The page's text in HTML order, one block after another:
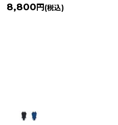
8,800 円 (税込)